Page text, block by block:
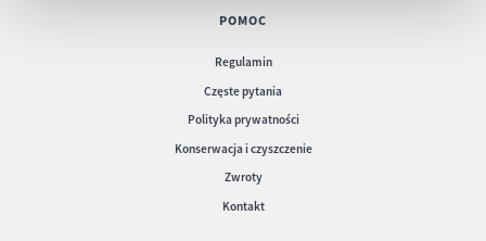
POMOC
Regulamin
Częste pytania
Polityka prywatności
Konserwacja i czyszczenie
Zwroty
Kontakt